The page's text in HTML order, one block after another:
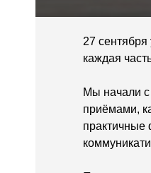
27
каждая
Мы начали с
приёмами,
практичные